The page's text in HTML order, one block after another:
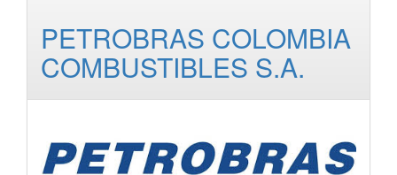
PETROBRAS COLOMBIA
COMBUSTIBLES S.A.